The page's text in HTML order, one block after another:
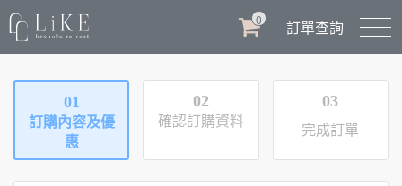
0 訂單查詢
01
訂購內容及優
惠
02
確認訂購資料
03
完成訂單